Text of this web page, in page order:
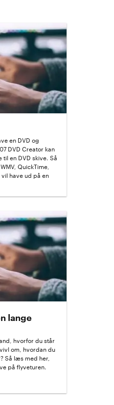
en DVD og
DVD Creator kan
en DVD skive. Så
QuickTime,
have ud på en
lange
hvorfor du står
om, hvordan du
Så læs med her,
på flyveturen.